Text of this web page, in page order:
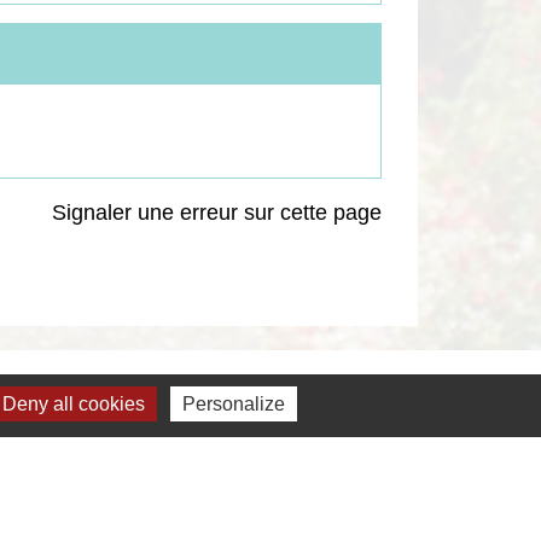
Signaler une erreur sur cette page
Deny all cookies Personalize